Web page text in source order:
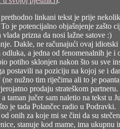
linkani tekst je prije
potencijalno objašnjenje zašto
prizna da nosi lažne satove :)
Dakle, ne računajući ovaj idiotski
a jedna od fenomenalnih je
potiho sklonjen nakon što su sve
na poziciju na kojoj se i
nužno tim riječima ali to je
prodaju strateškom
taman jučer sam naletio na tekst u
je tada Polančec radio u Podravki.
onih za koje mi se čini da su
stanuje kod mame, ima ukupnu